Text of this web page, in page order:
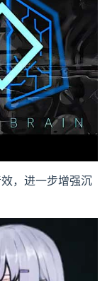
，进一步增强沉